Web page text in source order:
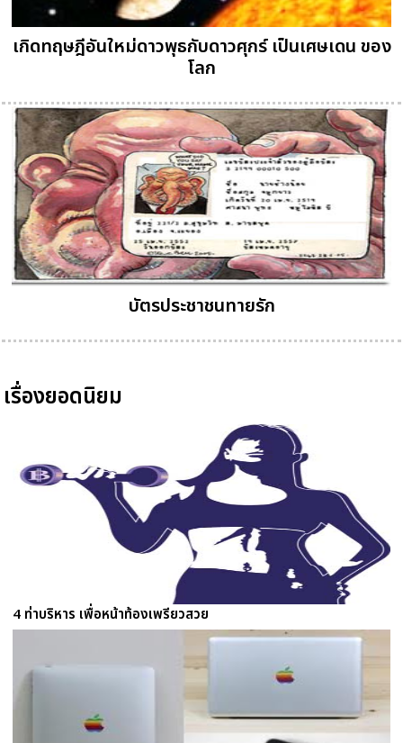
เกิดทฤษฎีอันใหม่ดาวพุธกับดาวศุกร์ เป็นเศษเดน ของ
โลก
บัตรประชาชนทายรัก
เรื่องยอดนิยม
4 ท่าบริหาร เพื่อหน้าท้องเพรียวสวย